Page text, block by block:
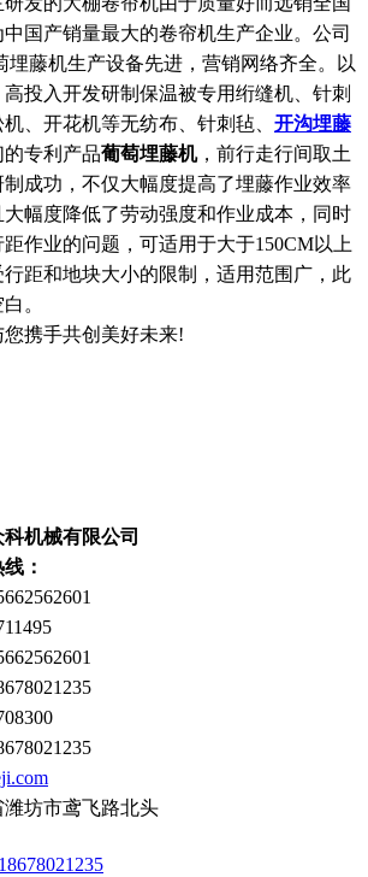
国产销量最大的卷帘机生产企业。公司
埋藤机生产设备先进，营销网络齐全。以
投入开发研制保温被专用绗缝机、针刺
、开花机等无纺布、针刺毡、 开沟埋藤
专利产品葡萄埋藤机，前行走行间取土
成功，不仅大幅度提高了埋藤作业效率
幅度降低了劳动强度和作业成本，同时
作业的问题，可适用于大于150CM以上
距和地块大小的限制，适用范围广，此
。
携手共创美好未来!
机械有限公司
：
坊市鸢飞路北头